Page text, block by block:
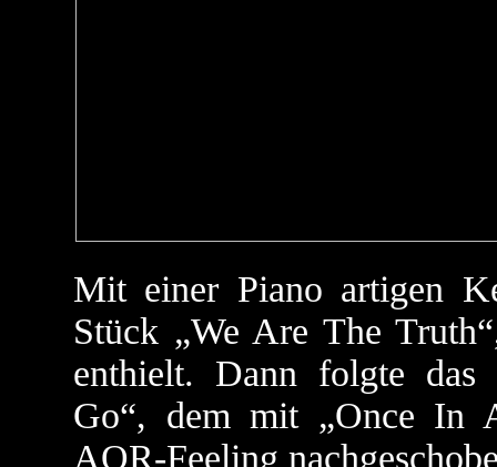
Mit einer Piano artigen
Stück „We Are The
enthielt. Dann folgte das
Go“, dem mit „Once In
AOR-Feeling